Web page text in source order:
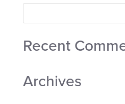
Recent
Archives